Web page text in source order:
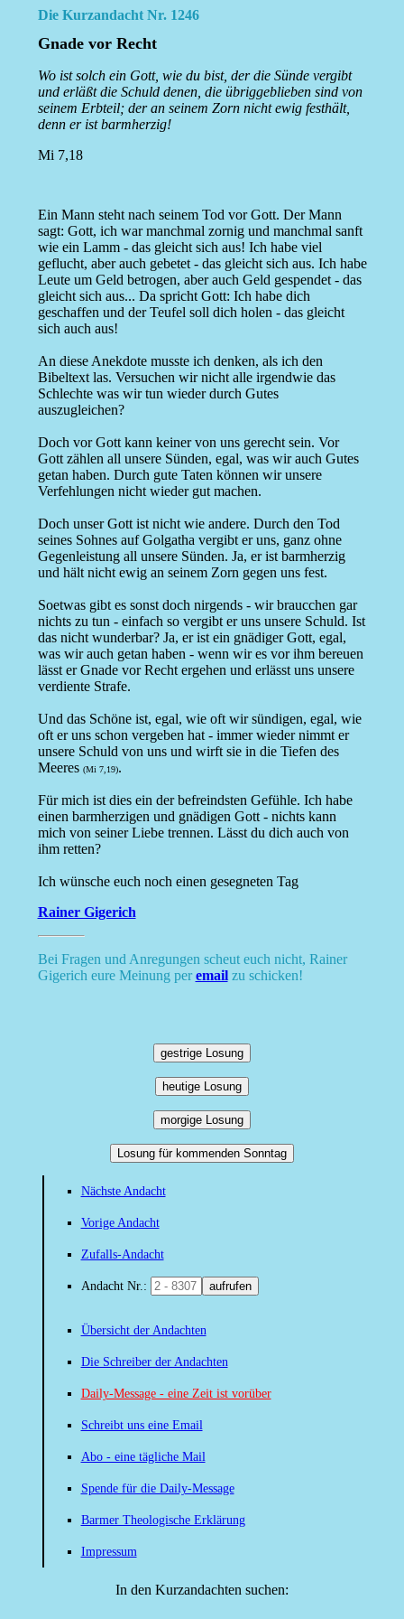
Die Kurzandacht Nr. 1246
Gnade vor Recht
Wo ist solch ein Gott, wie du bist, der die Sünde vergibt
und erläßt die Schuld denen, die übriggeblieben sind von
seinem Erbteil; der an seinem Zorn nicht ewig festhält,
denn er ist barmherzig!
Mi 7,18
Ein Mann steht nach seinem Tod vor Gott. Der Mann
sagt: Gott, ich war manchmal zornig und manchmal sanft
wie ein Lamm - das gleicht sich aus! Ich habe viel
geflucht, aber auch gebetet - das gleicht sich aus. Ich habe
Leute um Geld betrogen, aber auch Geld gespendet - das
gleicht sich aus... Da spricht Gott: Ich habe dich
geschaffen und der Teufel soll dich holen - das gleicht
sich auch aus!
An diese Anekdote musste ich denken, als ich den
Bibeltext las. Versuchen wir nicht alle irgendwie das
Schlechte was wir tun wieder durch Gutes
auszugleichen?
Doch vor Gott kann keiner von uns gerecht sein. Vor
Gott zählen all unsere Sünden, egal, was wir auch Gutes
getan haben. Durch gute Taten können wir unsere
Verfehlungen nicht wieder gut machen.
Doch unser Gott ist nicht wie andere. Durch den Tod
seines Sohnes auf Golgatha vergibt er uns, ganz ohne
Gegenleistung all unsere Sünden. Ja, er ist barmherzig
und hält nicht ewig an seinem Zorn gegen uns fest.
Soetwas gibt es sonst doch nirgends - wir braucchen gar
nichts zu tun - einfach so vergibt er uns unsere Schuld. Ist
das nicht wunderbar? Ja, er ist ein gnädiger Gott, egal,
was wir auch getan haben - wenn wir es vor ihm bereuen
lässt er Gnade vor Recht ergehen und erlässt uns unsere
verdiente Strafe.
Und das Schöne ist, egal, wie oft wir sündigen, egal, wie
oft er uns schon vergeben hat - immer wieder nimmt er
unsere Schuld von uns und wirft sie in die Tiefen des
Meeres (Mi 7,19).
Für mich ist dies ein der befreindsten Gefühle. Ich habe
einen barmherzigen und gnädigen Gott - nichts kann
mich von seiner Liebe trennen. Lässt du dich auch von
ihm retten?
Ich wünsche euch noch einen gesegneten Tag
Rainer Gigerich
Bei Fragen und Anregungen scheut euch nicht, Rainer
Gigerich eure Meinung peremailzu schicken!
gestrige Losung
heutige Losung
morgige Losung
Losung für kommenden Sonntag
Nächste Andacht
Vorige Andacht
Zufalls-Andacht
Andacht Nr.: aufrufen
Übersicht der Andachten
Die Schreiber der Andachten
Daily-Message - eine Zeit ist vorüber
Schreibt uns eine Email
Abo - eine tägliche Mail
Spende für die Daily-Message
Barmer Theologische Erklärung
Impressum
In den Kurzandachten suchen: